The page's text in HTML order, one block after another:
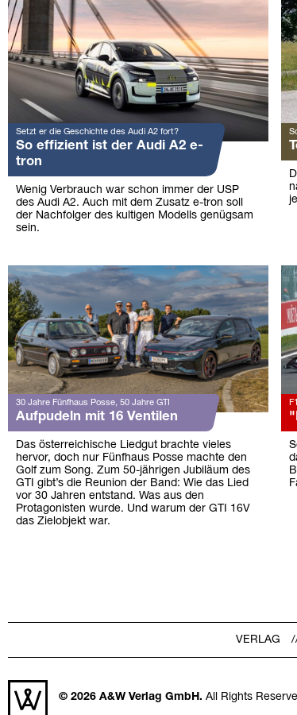
Setzt er die Geschichte des Audi A2 fort?
So effizient ist der Audi A2 e-
tron
Wenig Verbrauch war schon immer der USP
des Audi A2. Auch mit dem Zusatz e-tron soll
der Nachfolger des kultigen Modells genügsam
sein.
30 Jahre Fünfhaus Posse, 50 Jahre GTI
Aufpudeln mit 16 Ventilen
Das österreichische Liedgut brachte vieles
hervor, doch nur Fünfhaus Posse machte den
Golf zum Song. Zum 50-jährigen Jubiläum des
GTI gibt’s die Reunion der Band: Wie das Lied
vor 30 Jahren entstand. Was aus den
Protagonisten wurde. Und warum der GTI 16V
das Zielobjekt war.
VERLAG
© 2026 A&W Verlag GmbH. All Rights